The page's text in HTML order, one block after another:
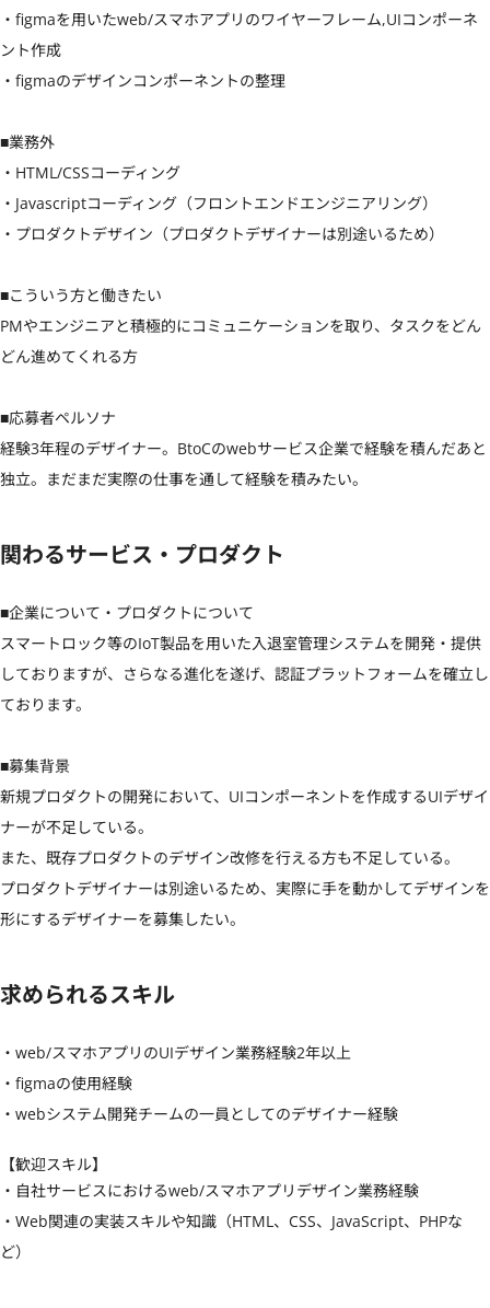
・figmaを用いたweb/スマホアプリのワイヤーフレーム,UIコンポーネ
ント作成
・figmaのデザインコンポーネントの整理
■業務外
・HTML/CSSコーディング
・Javascriptコーディング（フロントエンドエンジニアリング）
・プロダクトデザイン（プロダクトデザイナーは別途いるため）
■こういう方と働きたい
PMやエンジニアと積極的にコミュニケーションを取り、タスクをどん
どん進めてくれる方
■応募者ペルソナ
経験3年程のデザイナー。BtoCのwebサービス企業で経験を積んだあと
独立。まだまだ実際の仕事を通して経験を積みたい。
関わるサービス・プロダクト
■企業について・プロダクトについて
スマートロック等のIoT製品を用いた入退室管理システムを開発・提供
しておりますが、さらなる進化を遂げ、認証プラットフォームを確立し
ております。
■募集背景
新規プロダクトの開発において、UIコンポーネントを作成するUIデザイ
ナーが不足している。
また、既存プロダクトのデザイン改修を行える方も不足している。
プロダクトデザイナーは別途いるため、実際に手を動かしてデザインを
形にするデザイナーを募集したい。
求められるスキル
・web/スマホアプリのUIデザイン業務経験2年以上
・figmaの使用経験
・webシステム開発チームの一員としてのデザイナー経験
【歓迎スキル】
・自社サービスにおけるweb/スマホアプリデザイン業務経験
・Web関連の実装スキルや知識（HTML、CSS、JavaScript、PHPな
ど）